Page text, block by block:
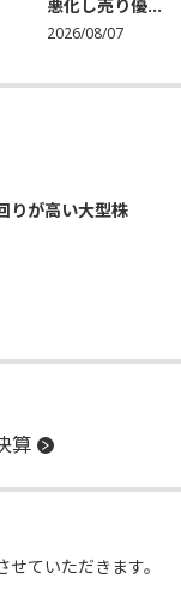
悪化し売り優...
2026/08/07
りが高い大型株
算
ていただきます。